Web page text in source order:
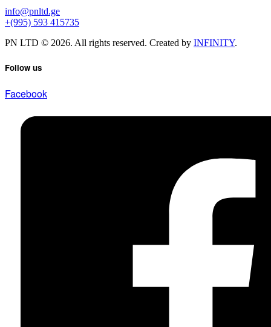
info@pnltd.ge
+(995) 593 415735
PN LTD © 2026. All rights reserved. Created by INFINITY.
Follow us
Facebook